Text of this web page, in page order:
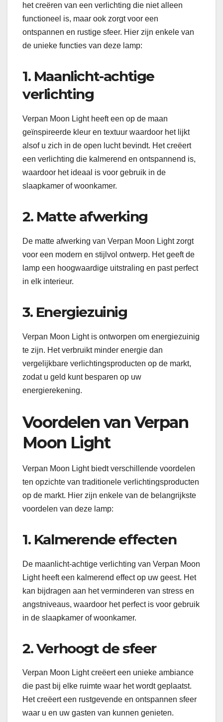
het creëren van een verlichting die niet alleen
functioneel is, maar ook zorgt voor een
ontspannen en rustige sfeer. Hier zijn enkele van
de unieke functies van deze lamp:
1. Maanlicht-achtige
verlichting
Verpan Moon Light heeft een op de maan
geïnspireerde kleur en textuur waardoor het lijkt
alsof u zich in de open lucht bevindt. Het creëert
een verlichting die kalmerend en ontspannend is,
waardoor het ideaal is voor gebruik in de
slaapkamer of woonkamer.
2. Matte afwerking
De matte afwerking van Verpan Moon Light zorgt
voor een modern en stijlvol ontwerp. Het geeft de
lamp een hoogwaardige uitstraling en past perfect
in elk interieur.
3. Energiezuinig
Verpan Moon Light is ontworpen om energiezuinig
te zijn. Het verbruikt minder energie dan
vergelijkbare verlichtingsproducten op de markt,
zodat u geld kunt besparen op uw
energierekening.
Voordelen van Verpan
Moon Light
Verpan Moon Light biedt verschillende voordelen
ten opzichte van traditionele verlichtingsproducten
op de markt. Hier zijn enkele van de belangrijkste
voordelen van deze lamp:
1. Kalmerende effecten
De maanlicht-achtige verlichting van Verpan Moon
Light heeft een kalmerend effect op uw geest. Het
kan bijdragen aan het verminderen van stress en
angstniveaus, waardoor het perfect is voor gebruik
in de slaapkamer of woonkamer.
2. Verhoogt de sfeer
Verpan Moon Light creëert een unieke ambiance
die past bij elke ruimte waar het wordt geplaatst.
Het creëert een rustgevende en ontspannen sfeer
waar u en uw gasten van kunnen genieten.